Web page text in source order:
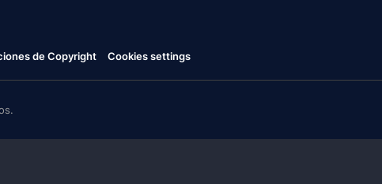
de Copyright Cookies settings